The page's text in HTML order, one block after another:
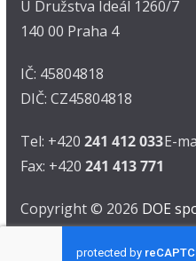
U Družstva Ideál 1260/7
140 00 Praha 4
IČ: 45804818
DIČ: CZ45804818
Tel: +420 241 412 033
Fax: +420 241 413 771
E-
Copyright © 2026 DOE